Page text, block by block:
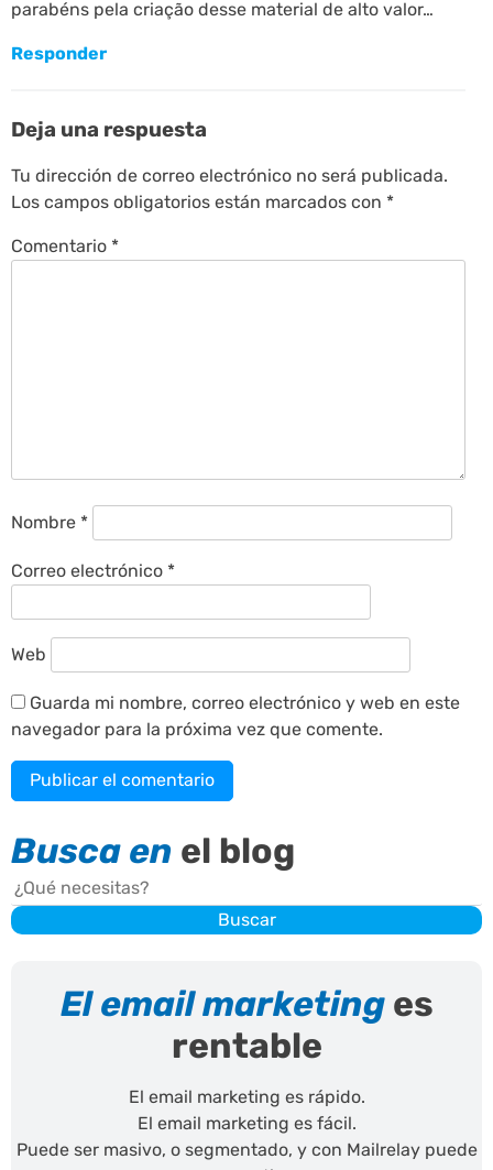
parabéns pela criação desse material de alto valor…
Responder
Deja una respuesta
Tu dirección de correo electrónico no será publicada.
Los campos obligatorios están marcados con *
Comentario *
Nombre *
Correo electrónico *
Web
Guarda mi nombre, correo electrónico y web en este
navegador para la próxima vez que comente.
Busca en el blog
Buscar
Buscar
El email marketing es
rentable
El email marketing es rápido.
El email marketing es fácil.
Puede ser masivo, o segmentado, y con Mailrelay puede